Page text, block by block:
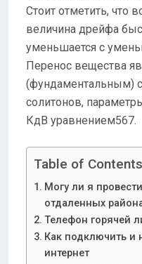
Стоит отметить, что
величина дрейфа
уменьшается с
Перенос вещества
(фундаментальным)
солитонов,
КдВ уравнением567.
Table of Contents
Могу ли я
отдаленных
Телефон горячей
Как подключить и
интернет